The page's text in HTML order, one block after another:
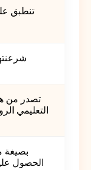
تنطبق
تصدر من
التعليمي
بصيغة
الحصول